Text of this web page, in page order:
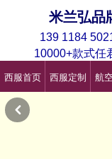
米兰弘品
西服首页 西服定制 航
139 1184
10000+款式任
낒